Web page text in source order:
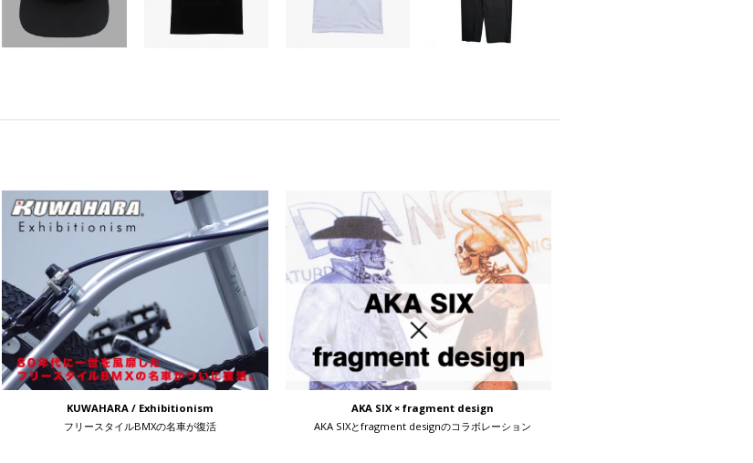
KUWAHARA / Exhibitionism
フリースタイルBMXの名車が復活
AKA SIX × fragment design
AKA SIXとfragment designのコラボレーション